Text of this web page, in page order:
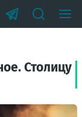
Столицу